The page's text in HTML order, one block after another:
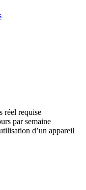
réel requise
par semaine
d’un appareil